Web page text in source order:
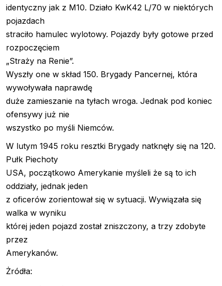
identyczny jak z M10. Działo KwK42 L/70 w niektórych
pojazdach
straciło hamulec wylotowy. Pojazdy były gotowe przed
rozpoczęciem
„Straży na Renie”.
Wyszły one w skład 150. Brygady Pancernej, która
wywoływała naprawdę
duże zamieszanie na tyłach wroga. Jednak pod koniec
ofensywy już nie
wszystko po myśli Niemców.
W lutym 1945 roku resztki Brygady natknęły się na 120.
Pułk Piechoty
USA, początkowo Amerykanie myśleli że są to ich
oddziały, jednak jeden
z oficerów zorientował się w sytuacji. Wywiązała się
walka w wyniku
której jeden pojazd został zniszczony, a trzy zdobyte
przez
Amerykanów.
Żródła: